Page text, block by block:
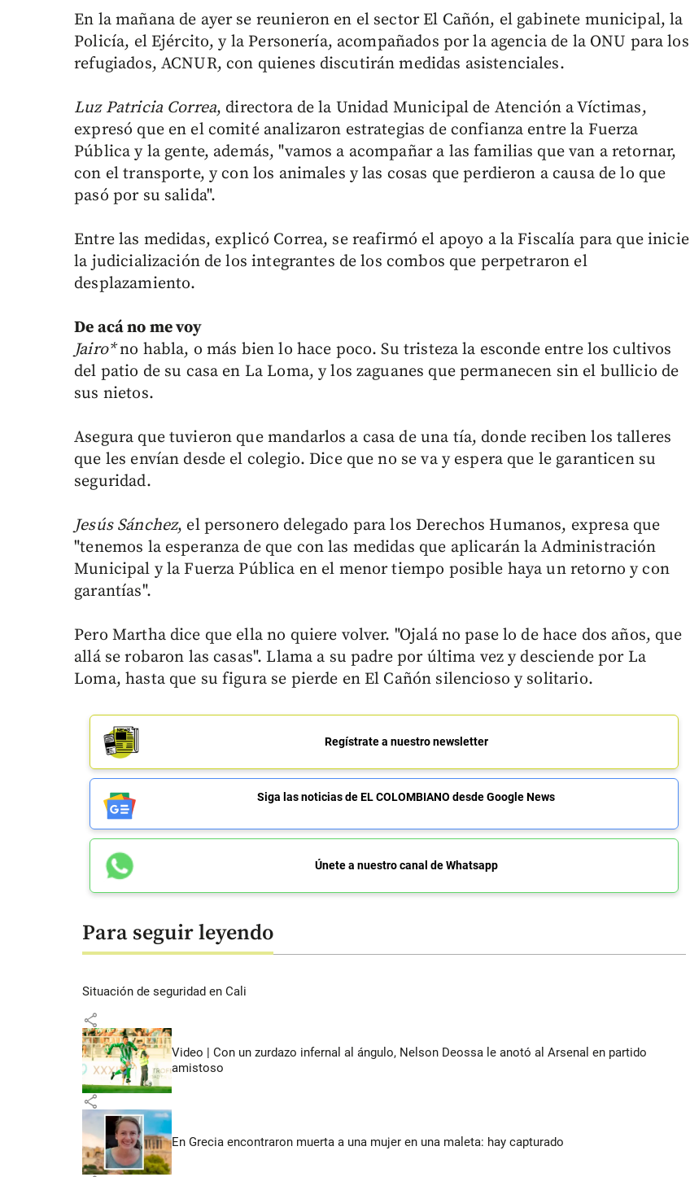
En la mañana de ayer se reunieron en el sector El Cañón, el gabinete municipal, la
Policía, el Ejército, y la Personería, acompañados por la agencia de la ONU para los
refugiados, ACNUR, con quienes discutirán medidas asistenciales.
Luz Patricia Correa, directora de la Unidad Municipal de Atención a Víctimas,
expresó que en el comité analizaron estrategias de confianza entre la Fuerza
Pública y la gente, además, "vamos a acompañar a las familias que van a retornar,
con el transporte, y con los animales y las cosas que perdieron a causa de lo que
pasó por su salida".
Entre las medidas, explicó Correa, se reafirmó el apoyo a la Fiscalía para que inicie
la judicialización de los integrantes de los combos que perpetraron el
desplazamiento.
De acá no me voy
Jairo*no habla, o más bien lo hace poco. Su tristeza la esconde entre los cultivos
del patio de su casa en La Loma, y los zaguanes que permanecen sin el bullicio de
sus nietos.
Asegura que tuvieron que mandarlos a casa de una tía, donde reciben los talleres
que les envían desde el colegio. Dice que no se va y espera que le garanticen su
seguridad.
Jesús Sánchez, el personero delegado para los Derechos Humanos, expresa que
"tenemos la esperanza de que con las medidas que aplicarán la Administración
Municipal y la Fuerza Pública en el menor tiempo posible haya un retorno y con
garantías".
Pero Martha dice que ella no quiere volver. "Ojalá no pase lo de hace dos años, que
allá se robaron las casas". Llama a su padre por última vez y desciende por La
Loma, hasta que su figura se pierde en El Cañón silencioso y solitario.
Regístrate a nuestro newsletter
Siga las noticias de EL COLOMBIANO desde Google News
Únete a nuestro canal de Whatsapp
Para seguir leyendo
Situación de seguridad en Cali
share
Video | Con un zurdazo infernal al ángulo, Nelson Deossa le anotó al Arsenal en partido
amistoso
share
En Grecia encontraron muerta a una mujer en una maleta: hay capturado